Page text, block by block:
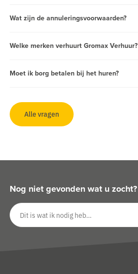
Wat zijn de annuleringsvoorwaarden?
Welke merken verhuurt Gromax Verhuur?
Moet ik borg betalen bij het huren?
Alle vragen
Nog niet gevonden wat u zocht?
Zoeken op website